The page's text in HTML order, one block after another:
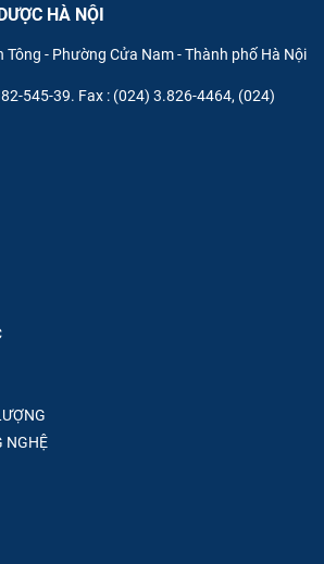
HÀ NỘI
Tông - Phường Cửa Nam - Thành phố Hà Nội
545-39. Fax : (024) 3.826-4464, (024)
NGHỆ